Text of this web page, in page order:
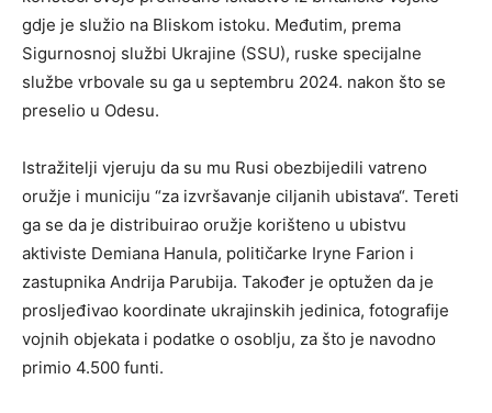
gdje je služio na Bliskom istoku. Međutim, prema
Sigurnosnoj službi Ukrajine (SSU), ruske specijalne
službe vrbovale su ga u septembru 2024. nakon što se
preselio u Odesu.
Istražitelji vjeruju da su mu Rusi obezbijedili vatreno
oružje i municiju “za izvršavanje ciljanih ubistava“. Tereti
ga se da je distribuirao oružje korišteno u ubistvu
aktiviste Demiana Hanula, političarke Iryne Farion i
zastupnika Andrija Parubija. Također je optužen da je
prosljeđivao koordinate ukrajinskih jedinica, fotografije
vojnih objekata i podatke o osoblju, za što je navodno
primio 4.500 funti.